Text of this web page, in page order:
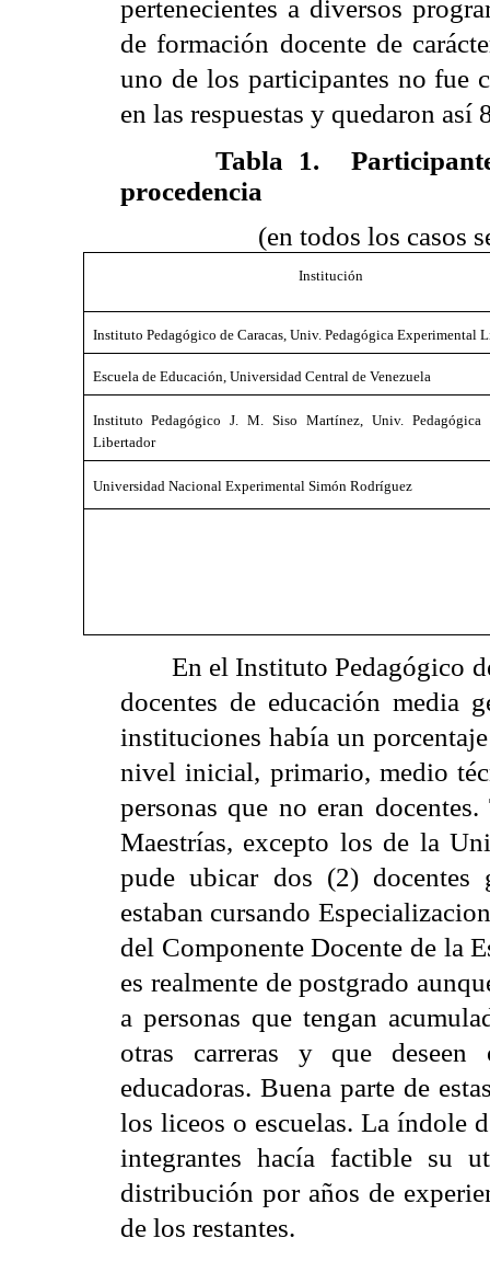
pertenecientes a diversos
de formación docente de
uno de los participantes no fue
en las respuestas y quedaron así
Tabla 1.
procedencia
(en todos los casos
Institución
Instituto Pedagógico de Caracas, Univ. Pedagógica Experimental
Escuela de Educación, Universidad Central de Venezuela
Instituto Pedagógico J. M. Siso Martínez, Univ. Pedagógica
Libertador
Universidad Nacional Experimental Simón Rodríguez
En el Instituto Pedagógico
docentes de educación media
instituciones había un
nivel inicial, primario, medio
personas que no eran
Maestrías, excepto los de la
pude ubicar dos (2) docentes
estaban cursando
del Componente Docente de la
es realmente de postgrado
a personas que tengan
otras carreras y que
educadoras. Buena parte de
los liceos o escuelas. La índole
integrantes hacía factible su
distribución por años de
de los restantes.